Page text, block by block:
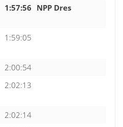
1:57:56 NPP Dres
1:59:05
2:00:54
2:02:13
2:02:14